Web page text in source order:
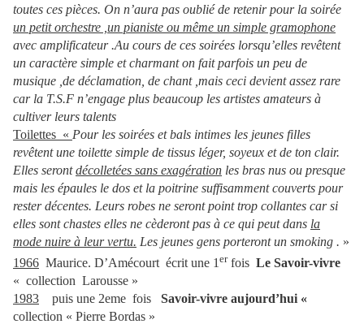
toutes ces pièces. On n’aura pas oublié de retenir pour la soirée
un petit orchestre ,un pianiste ou même un simple gramophone
avec amplificateur .Au cours de ces soirées lorsqu’elles revêtent
un caractère simple et charmant on fait parfois un peu de
musique ,de déclamation, de chant ,mais ceci devient assez rare
car la T.S.F n’engage plus beaucoup les artistes amateurs à
cultiver leurs talents
Toilettes « Pour les soirées et bals intimes les jeunes filles
revêtent une toilette simple de tissus léger, soyeux et de ton clair.
Elles serontdécolletées sans exagération les bras nus ou presque
mais les épaules le dos et la poitrine suffisamment couverts pour
rester décentes. Leurs robes ne seront point trop collantes car si
elles sont chastes elles ne cèderont pas à ce qui peut dans la
mode nuire à leur vertu. Les jeunes gens porteront un smoking . »
1966 Maurice. D’Amécourt écrit une 1 erfois Le Savoir-vivre
« collection Larousse »
1983 puis une 2eme fois
Savoir-vivre aujourd’hui «
collection « Pierre Bordas »